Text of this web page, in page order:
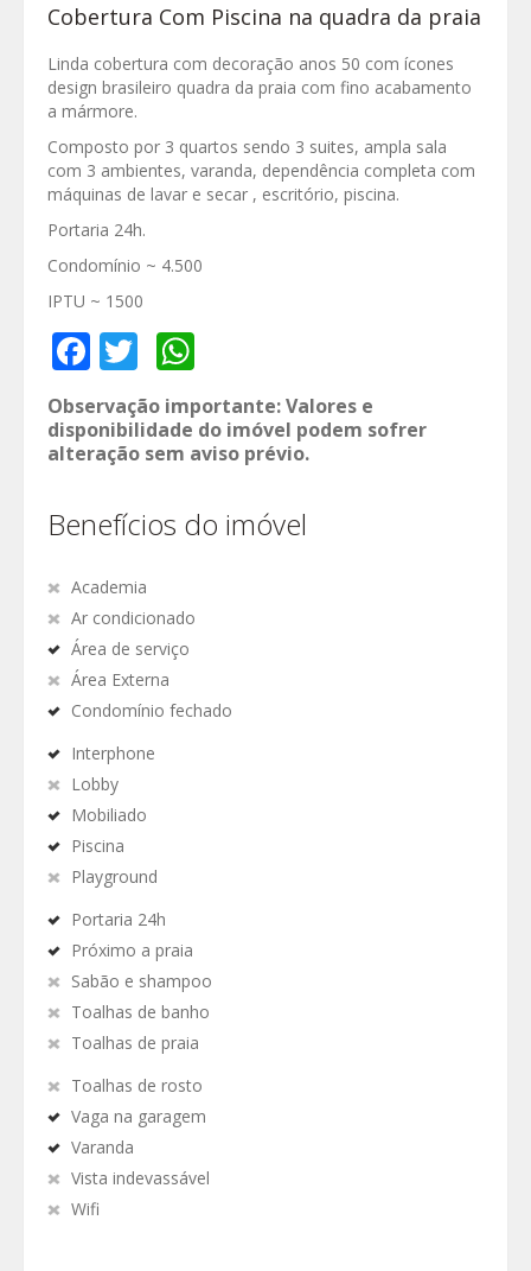
Cobertura Com Piscina na quadra da praia
Linda cobertura com decoração anos 50 com ícones
design brasileiro quadra da praia com fino acabamento
a mármore.
Composto por 3 quartos sendo 3 suites, ampla sala
com 3 ambientes, varanda, dependência completa com
máquinas de lavar e secar , escritório, piscina.
Portaria 24h.
Condomínio ~ 4.500
IPTU ~ 1500
Facebook
Twitter
Observação importante: Valores e
disponibilidade do imóvel podem sofrer
alteração sem aviso prévio.
Benefícios do imóvel
Academia
Ar condicionado
Área de serviço
Área Externa
Condomínio fechado
Interphone
Lobby
Mobiliado
Piscina
Playground
Portaria 24h
Próximo a praia
Sabão e shampoo
Toalhas de banho
Toalhas de praia
Toalhas de rosto
Vaga na garagem
Varanda
Vista indevassável
Wifi